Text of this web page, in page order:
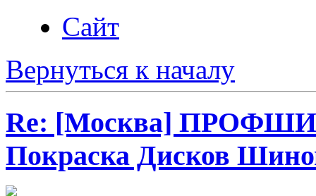
Сайт
Вернуться к началу
Re: [Москва]
Покраска Дисков